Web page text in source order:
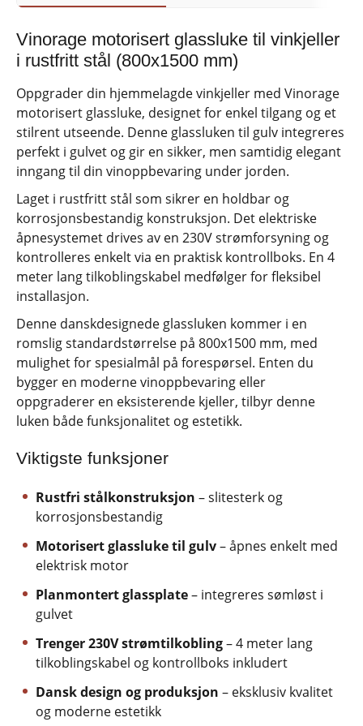
Vinorage motorisert glassluke til vinkjeller
i rustfritt stål (800x1500 mm)
Oppgrader din hjemmelagde vinkjeller med Vinorage
motorisert glassluke, designet for enkel tilgang og et
stilrent utseende. Denne glassluken til gulv integreres
perfekt i gulvet og gir en sikker, men samtidig elegant
inngang til din vinoppbevaring under jorden.
Laget i rustfritt stål som sikrer en holdbar og
korrosjonsbestandig konstruksjon. Det elektriske
åpnesystemet drives av en 230V strømforsyning og
kontrolleres enkelt via en praktisk kontrollboks. En 4
meter lang tilkoblingskabel medfølger for fleksibel
installasjon.
Denne danskdesignede glassluken kommer i en
romslig standardstørrelse på 800x1500 mm, med
mulighet for spesialmål på forespørsel. Enten du
bygger en moderne vinoppbevaring eller
oppgraderer en eksisterende kjeller, tilbyr denne
luken både funksjonalitet og estetikk.
Viktigste funksjoner
Rustfri stålkonstruksjon – slitesterk og
korrosjonsbestandig
Motorisert glassluke til gulv– åpnes enkelt med
elektrisk motor
Planmontert glassplate– integreres sømløst i
gulvet
Trenger 230V strømtilkobling– 4 meter lang
tilkoblingskabel og kontrollboks inkludert
Dansk design og produksjon – eksklusiv kvalitet
og moderne estetikk